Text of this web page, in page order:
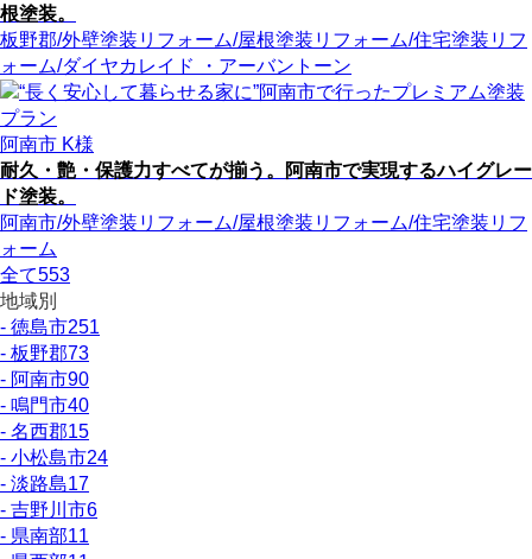
根塗装。
板野郡/外壁塗装リフォーム/屋根塗装リフォーム/住宅塗装リフ
ォーム/ダイヤカレイド ・アーバントーン
阿南市 K様
耐久・艶・保護力すべてが揃う。阿南市で実現するハイグレー
ド塗装。
阿南市/外壁塗装リフォーム/屋根塗装リフォーム/住宅塗装リフ
ォーム
全て553
地域別
- 徳島市251
- 板野郡73
- 阿南市90
- 鳴門市40
- 名西郡15
- 小松島市24
- 淡路島17
- 吉野川市6
- 県南部11